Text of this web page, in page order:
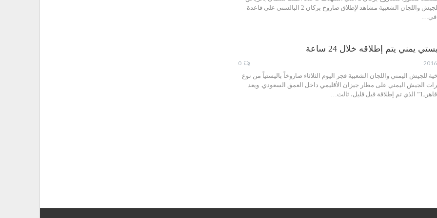
نشر الإعلام الحربي للجيش واللجان الشعبية مشاهد لإطلاق صاروخ بركان 2 البالستي على قاعدة
في…
يمني يتم إطلاقه خلال 24 ساعة
للجيش اليمني واللجان الشعبية فجر اليوم الثلاثاء صاروخاً باليستياً من نوع
بخبرات الجيش اليمني على مطار جيزان الأقليمي داخل العمق السعودي. ويعد
ثالث…